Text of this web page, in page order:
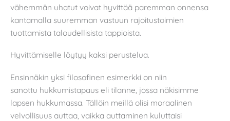
vähemmän uhatut voivat hyvittää paremman onnensa
kantamalla suuremman vastuun rajoitustoimien
tuottamista taloudellisista tappioista.
Hyvittämiselle löytyy kaksi perustelua.
Ensinnäkin yksi filosofinen esimerkki on niin
sanottu hukkumistapaus eli tilanne, jossa näkisimme
lapsen hukkumassa. Tällöin meillä olisi moraalinen
velvollisuus auttaa, vaikka auttaminen kuluttaisi